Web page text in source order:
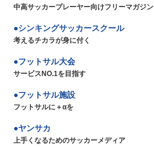
中高サッカープレーヤー向けフリーマガジン
シンキングサッカースクール
考えるチカラが身に付く
フットサル大会
サービスNO.1を目指す
フットサル施設
フットサルに＋αを
ヤンサカ
上手くなるためのサッカーメディア